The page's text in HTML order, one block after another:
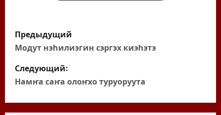
Н
а
в
и
Предыдущий
Модут нэһилиэгин сэргэх киэһэтэ
Следующий:
Намҥа саҥа олоҥхо туруоруута